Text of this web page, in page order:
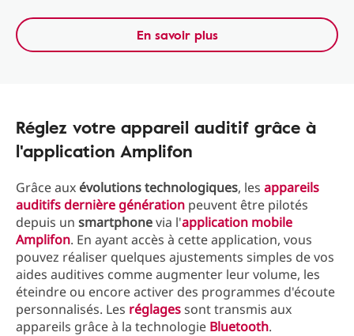
En savoir plus
Réglez votre appareil auditif grâce à
l'application Amplifon
Grâce aux évolutions technologiques, les appareils
auditifs dernière génération peuvent être pilotés
depuis un smartphonevia l'application mobile
Amplifon. En ayant accès à cette application, vous
pouvez réaliser quelques ajustements simples de vos
aides auditives comme augmenter leur volume, les
éteindre ou encore activer des programmes d'écoute
personnalisés. Les réglagessont transmis aux
appareils grâce à la technologie Bluetooth.